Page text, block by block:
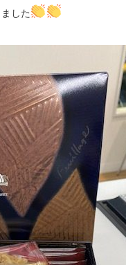
した